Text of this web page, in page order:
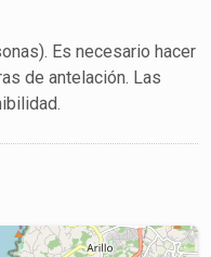
Es necesario hacer
de antelación. Las